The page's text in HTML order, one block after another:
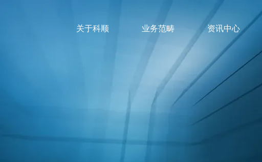
关于科顺 业务范畴 资讯中心